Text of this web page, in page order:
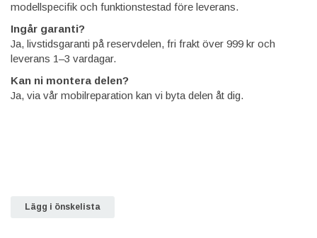
modellspecifik och funktionstestad före leverans.
Ingår garanti?
Ja, livstidsgaranti på reservdelen, fri frakt över 999 kr och
leverans 1–3 vardagar.
Kan ni montera delen?
Ja, via vår mobilreparation kan vi byta delen åt dig.
Lägg i önskelista